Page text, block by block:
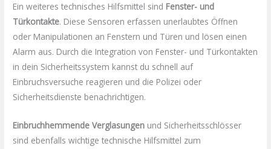
Ein weiteres technisches Hilfsmittel sind Fenster- und
Türkontakte. Diese Sensoren erfassen unerlaubtes Öffnen
oder Manipulationen an Fenstern und Türen und lösen einen
Alarm aus. Durch die Integration von Fenster- und Türkontakten
in dein Sicherheitssystem kannst du schnell auf
Einbruchsversuche reagieren und die Polizei oder
Sicherheitsdienste benachrichtigen.
Einbruchhemmende Verglasungen und Sicherheitsschlösser
sind ebenfalls wichtige technische Hilfsmittel zum